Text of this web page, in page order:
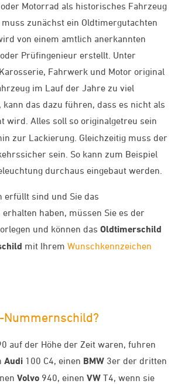
Motorrad als historisches Fahrzeug
zunächst ein Oldtimergutachten
von einem amtlich anerkannten
Prüfingenieur erstellt. Unter
Fahrwerk und Motor original
im Lauf der Jahre zu viel
kann das dazu führen, dass es nicht als
wird. Alles soll so originalgetreu sein
zur Lackierung. Gleichzeitig muss der
sein. So kann zum Beispiel
durchaus eingebaut werden.
erfüllt sind und Sie das
haben, müssen Sie es der
und können das Oldtimerschild
mit Ihrem Wunschkennzeichen
Nummernschild?
auf der Höhe der Zeit waren, fuhren
Audi 100 C4, einen BMW 3er der dritten
Volvo 940, einen VW T4, wenn sie